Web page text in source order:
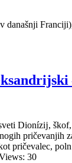
današnji
Dionízĳ,
pričevanjih
pričevalec, poln
30